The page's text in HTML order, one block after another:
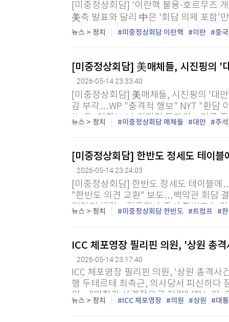
[미중정상회담] '이란핵 불용·호르무즈
美측 발표와 달리 中은 '회담 의제 포함'
'적극적 이란 압박' 여부에 어떤 신호도
도널드 트럼프 미국 대통령과 시진핑 중
뉴스 > 정치 미중정상회담 이란핵 이란 중국
[미중정상회담] 美매체들, 시진핑의 '
2026-05-14 23:33:40
[미중정상회담] 美매체들, 시진핑의 '대
감 부각…WP "충격적 행보" NYT "환담
(뉴욕=연합뉴스) 이지헌 특파원 = 미국
담 첫날 시진핑 중국 국가주석이 무역·
뉴스 > 정치 미중정상회담 매체들 대만 주석
[미중정상회담] 한반도 정세도 테이
2026-05-14 23:24:03
[미중정상회담] 한반도 정세도 테이블
"한반도 의견 교환" 보도…백악관 회담
란전쟁 해결…원론적 수준서 한반도 논
= 도널드 트럼프 미국 대통령과 시진핑
뉴스 > 정치 미중정상회담 한반도 트럼프
ICC 체포영장 필리핀 의원, '상원 총
2026-05-14 23:17:40
ICC 체포영장 필리핀 의원, '상원 총격
행 두테르테 최측근, 의사당서 피신하다
의…"의회가 사격장으로 전락" (하노이=
서 로드리고 두테르테 전 대통령 최측근
뉴스 > 정치 ICC 체포영장 의원 상원 대